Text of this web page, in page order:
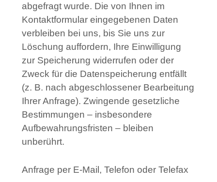
abgefragt wurde. Die von Ihnen im
Kontaktformular eingegebenen Daten
verbleiben bei uns, bis Sie uns zur
Löschung auffordern, Ihre Einwilligung
zur Speicherung widerrufen oder der
Zweck für die Datenspeicherung entfällt
(z. B. nach abgeschlossener Bearbeitung
Ihrer Anfrage). Zwingende gesetzliche
Bestimmungen – insbesondere
Aufbewahrungsfristen – bleiben
unberührt.
Anfrage per E-Mail, Telefon oder Telefax